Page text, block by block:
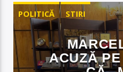
POLITICĂ STIRI
ACUZĂ